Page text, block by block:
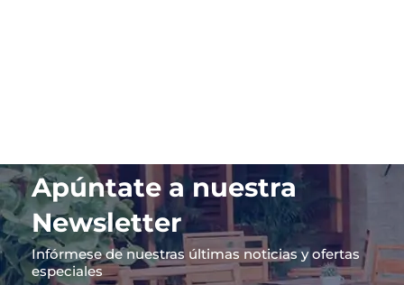
Apúntate a nuestra
Newsletter
Infórmese de nuestras últimas noticias y ofertas
especiales